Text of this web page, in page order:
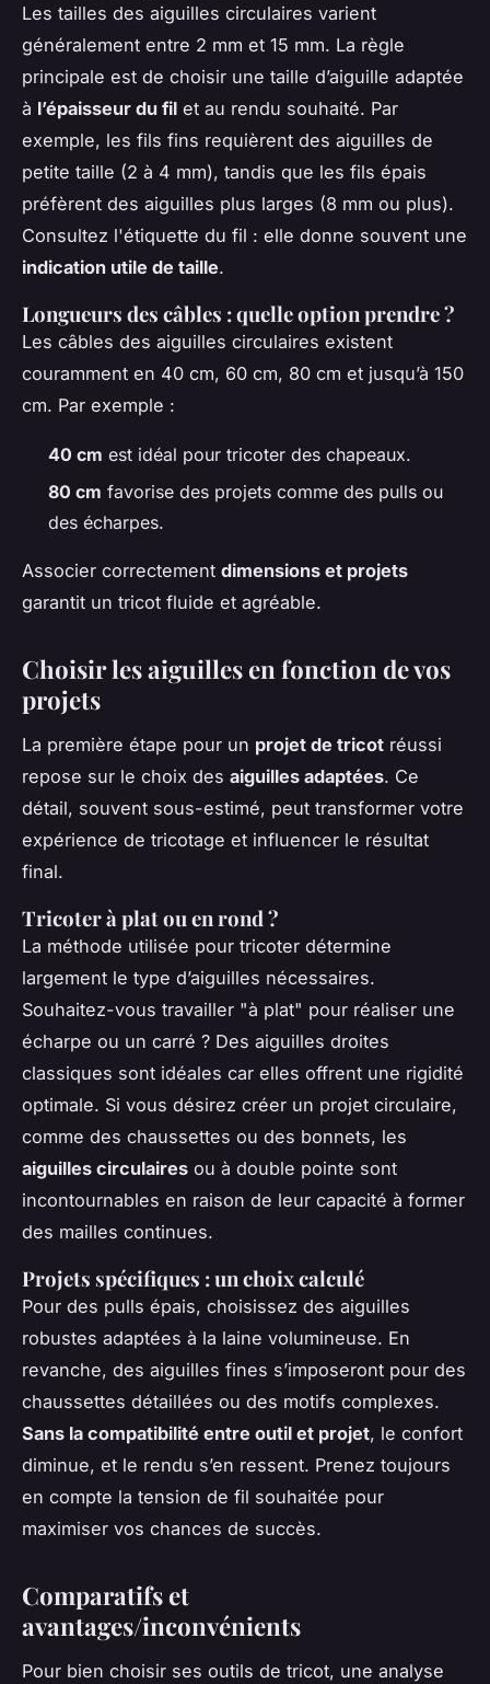
Les tailles des aiguilles circulaires varient
généralement entre 2 mm et 15 mm. La règle
principale est de choisir une taille d’aiguille adaptée
à l’épaisseur du fil et au rendu souhaité. Par
exemple, les fils fins requièrent des aiguilles de
petite taille (2 à 4 mm), tandis que les fils épais
préfèrent des aiguilles plus larges (8 mm ou plus).
Consultez l'étiquette du fil : elle donne souvent une
indication utile de taille.
Longueurs des câbles : quelle option prendre ?
Les câbles des aiguilles circulaires existent
couramment en 40 cm, 60 cm, 80 cm et jusqu’à 150
cm. Par exemple :
40 cm est idéal pour tricoter des chapeaux.
80 cm favorise des projets comme des pulls ou
des écharpes.
Associer correctement dimensions et projets
garantit un tricot fluide et agréable.
Choisir les aiguilles en fonction de vos
projets
La première étape pour un projet de tricot réussi
repose sur le choix des aiguilles adaptées. Ce
détail, souvent sous-estimé, peut transformer votre
expérience de tricotage et influencer le résultat
final.
Tricoter à plat ou en rond ?
La méthode utilisée pour tricoter détermine
largement le type d’aiguilles nécessaires.
Souhaitez-vous travailler "à plat" pour réaliser une
écharpe ou un carré ? Des aiguilles droites
classiques sont idéales car elles offrent une rigidité
optimale. Si vous désirez créer un projet circulaire,
comme des chaussettes ou des bonnets, les
aiguilles circulaires ou à double pointe sont
incontournables en raison de leur capacité à former
des mailles continues.
Projets spécifiques : un choix calculé
Pour des pulls épais, choisissez des aiguilles
robustes adaptées à la laine volumineuse. En
revanche, des aiguilles fines s’imposeront pour des
chaussettes détaillées ou des motifs complexes.
Sans la compatibilité entre outil et projet, le confort
diminue, et le rendu s’en ressent. Prenez toujours
en compte la tension de fil souhaitée pour
maximiser vos chances de succès.
Comparatifs et
avantages/inconvénients
Pour bien choisir ses outils de tricot, une analyse